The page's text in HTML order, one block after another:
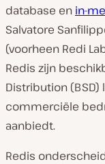
database en in-
Salvatore
(voorheen Redi
Redis zijn
Distribution (BSD)
commerciële
aanbiedt.
Redis